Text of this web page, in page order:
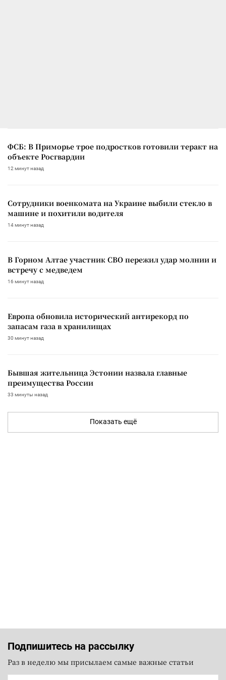
ФСБ: В Приморье трое подростков готовили теракт на
объекте Росгвардии
12 минут назад
Сотрудники военкомата на Украине выбили стекло в
машине и похитили водителя
14 минут назад
В Горном Алтае участник СВО пережил удар молнии и
встречу с медведем
16 минут назад
Европа обновила исторический антирекорд по
запасам газа в хранилищах
30 минут назад
Бывшая жительница Эстонии назвала главные
преимущества России
33 минуты назад
Показать ещё
Подпишитесь на рассылку
Раз в неделю мы присылаем самые важные статьи